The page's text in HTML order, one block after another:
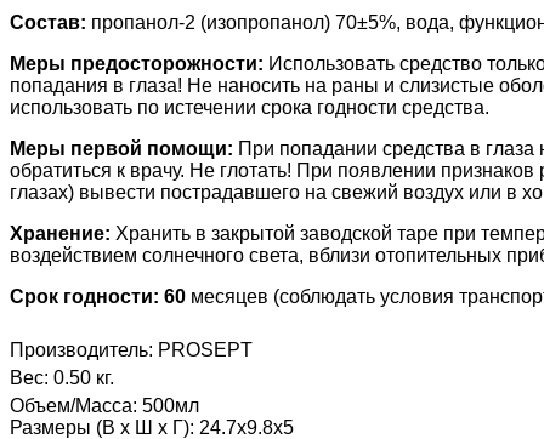
Состав: пропанол-2 (изопропанол) 70±5%, вода,
Меры предосторожности: Использовать средство
попадания в глаза! Не наносить на раны и слизистые
использовать по истечении срока годности средства.
Меры первой помощи: При попадании средства в
обратиться к врачу. Не глотать! При появлении
глазах) вывести пострадавшего на свежий воздух или в
Хранение: Хранить в закрытой заводской таре при
воздействием солнечного света, вблизи отопительных
Срок годности: 60 месяцев (соблюдать условия
Производитель: PROSEPT
Вес: 0.50 кг.
Объем/Масса: 500мл
Размеры (В х Ш х Г): 24.7х9.8х5